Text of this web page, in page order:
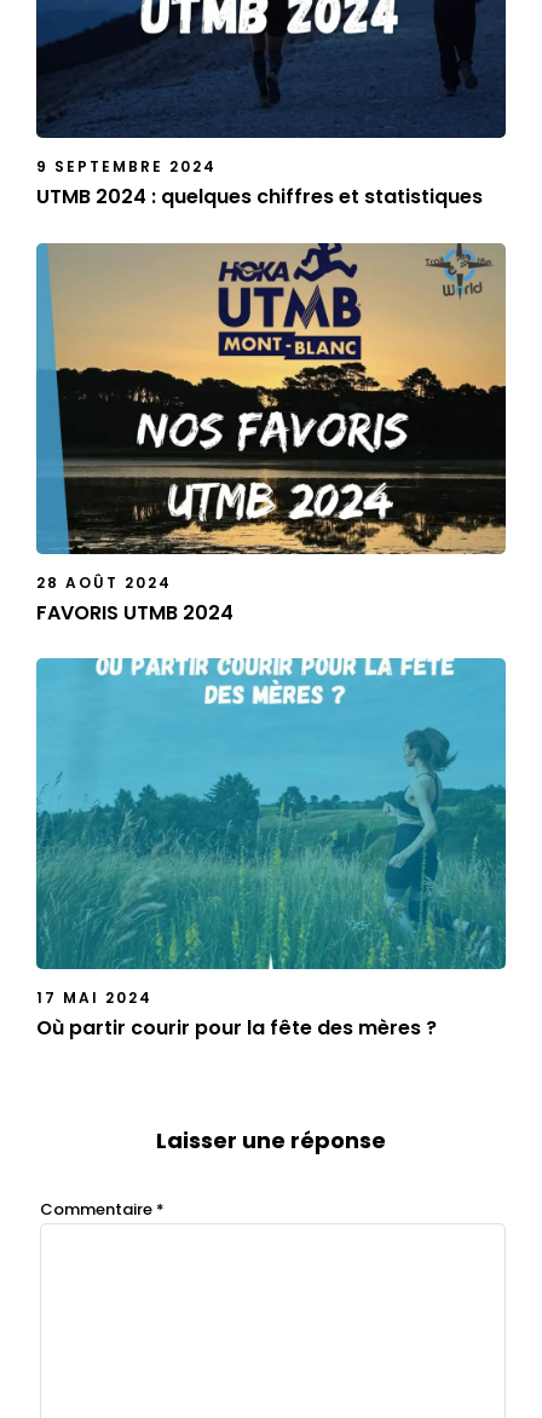
9 SEPTEMBRE 2024
UTMB 2024 : quelques chiffres et statistiques
28 AOÛT 2024
FAVORIS UTMB 2024
17 MAI 2024
Où partir courir pour la fête des mères ?
Laisser une réponse
Commentaire *